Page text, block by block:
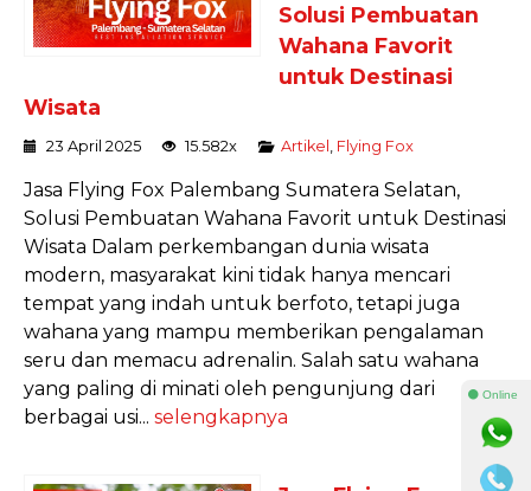
Solusi Pembuatan
Wahana Favorit
untuk Destinasi
Wisata
23 April 2025 15.582x Artikel Flying Fox
Jasa Flying Fox Palembang Sumatera Selatan,
Solusi Pembuatan Wahana Favorit untuk Destinasi
Wisata Dalam perkembangan dunia wisata
modern, masyarakat kini tidak hanya mencari
tempat yang indah untuk berfoto, tetapi juga
wahana yang mampu memberikan pengalaman
seru dan memacu adrenalin. Salah satu wahana
yang paling di minati oleh pengunjung dari
berbagai usi... selengkapnya
⚫ Online